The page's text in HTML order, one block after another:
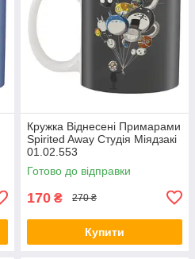
Кружка Віднесені Примарами
Spirited Away Студія Міядзакі
01.02.553
Готово до відправки
170 ₴ 270 ₴
Купити